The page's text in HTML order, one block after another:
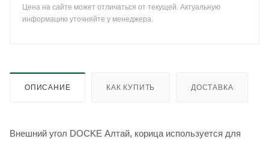
Цена на сайте может отличаться от текущей. Актуальную
информацию уточняйте у менеджера.
ОПИСАНИЕ КАК КУПИТЬ ДОСТАВКА
Внешний угол DOCKE Алтай, корица используется для